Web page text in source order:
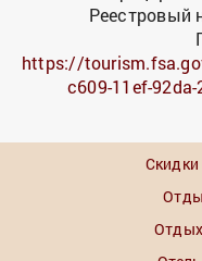
Реестровый
https://
c609-11ef-
Отдых